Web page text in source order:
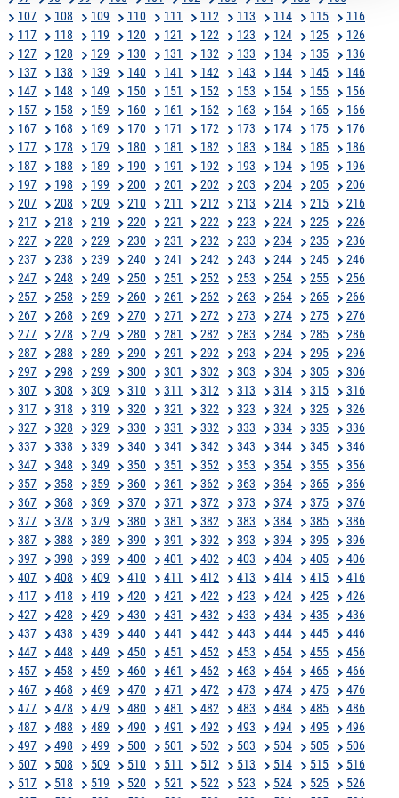
107
108 109 110 111 112 113 114 115
116
117
118 119 120 121 122 123 124 125
126
127
128 129 130 131 132 133 134 135
136
137
138 139 140 141 142 143 144 145
146
147
148 149 150 151 152 153 154 155
156
157
158 159 160 161 162 163 164 165
166
167
168 169 170 171 172 173 174 175
176
177
178 179 180 181 182 183 184 185
186
187
188 189 190 191 192 193 194 195
196
197
198 199 200 201 202 203 204 205
206
207
208 209 210 211 212 213 214 215
216
217
218 219 220 221 222 223 224 225
226
227
228 229 230 231 232 233 234 235
236
237
238 239 240 241 242 243 244 245
246
247
248 249 250 251 252 253 254 255
256
257
258 259 260 261 262 263 264 265
266
267
268 269 270 271 272 273 274 275
276
277
278 279 280 281 282 283 284 285
286
287
288 289 290 291 292 293 294 295
296
297
298 299 300 301 302 303 304 305
306
307
308 309 310 311 312 313 314 315
316
317
318 319 320 321 322 323 324 325
326
327
328 329 330 331 332 333 334 335
336
337
338 339 340 341 342 343 344 345
346
347
348 349 350 351 352 353 354 355
356
357
358 359 360 361 362 363 364 365
366
367
368 369 370 371 372 373 374 375
376
377
378 379 380 381 382 383 384 385
386
387
388 389 390 391 392 393 394 395
396
397
398 399 400 401 402 403 404 405
406
407
408 409 410 411 412 413 414 415
416
417
418 419 420 421 422 423 424 425
426
427
428 429 430 431 432 433 434 435
436
437
438 439 440 441 442 443 444 445
446
447
448 449 450 451 452 453 454 455
456
457
458 459 460 461 462 463 464 465
466
467
468 469 470 471 472 473 474 475
476
477
478 479 480 481 482 483 484 485
486
487
488 489 490 491 492 493 494 495
496
497
498 499 500 501 502 503 504 505
506
507
508 509 510 511 512 513 514 515
516
517
518 519 520 521 522 523 524 525
526